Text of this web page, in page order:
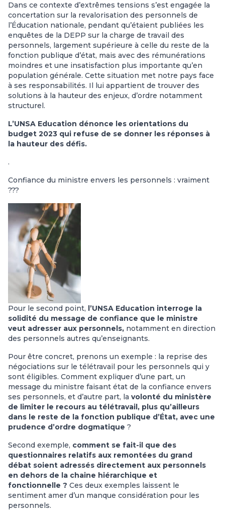
Dans ce contexte d’extrêmes tensions s’est engagée la
concertation sur la revalorisation des personnels de
l’Éducation nationale, pendant qu’étaient publiées les
enquêtes de la DEPP sur la charge de travail des
personnels, largement supérieure à celle du reste de la
fonction publique d’état, mais avec des rémunérations
moindres et une insatisfaction plus importante qu’en
population générale. Cette situation met notre pays face
à ses responsabilités. Il lui appartient de trouver des
solutions à la hauteur des enjeux, d’ordre notamment
structurel.
L’UNSA Education dénonce les orientations du
budget 2023 qui refuse de se donner les réponses à
la hauteur des défis.
.
Confiance du ministre envers les personnels : vraiment
???
Pour le second point, l’UNSA Education interroge la
solidité du message de confiance que le ministre
veut adresser aux personnels, notamment en direction
des personnels autres qu’enseignants.
Pour être concret, prenons un exemple : la reprise des
négociations sur le télétravail pour les personnels qui y
sont éligibles. Comment expliquer d’une part, un
message du ministre faisant état de la confiance envers
ses personnels, et d’autre part, la volonté du ministère
de limiter le recours au télétravail, plus qu’ailleurs
dans le reste de la fonction publique d’État, avec une
prudence d’ordre dogmatique ?
Second exemple, comment se fait-il que des
questionnaires relatifs aux remontées du grand
débat soient adressés directement aux personnels
en dehors de la chaine hiérarchique et
fonctionnelle ? Ces deux exemples laissent le
sentiment amer d’un manque considération pour les
personnels.